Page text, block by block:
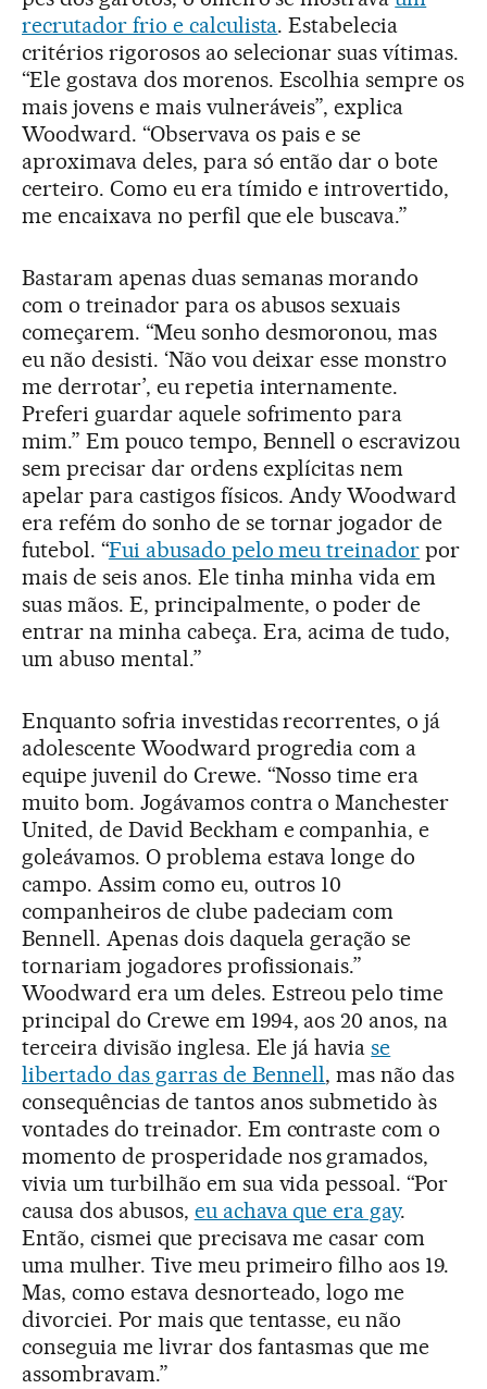
recrutador frio e calculista. Estabelecia
critérios rigorosos ao selecionar suas vítimas.
“Ele gostava dos morenos. Escolhia sempre os
mais jovens e mais vulneráveis”, explica
Woodward. “Observava os pais e se
aproximava deles, para só então dar o bote
certeiro. Como eu era tímido e introvertido,
me encaixava no perfil que ele buscava.”
Bastaram apenas duas semanas morando
com o treinador para os abusos sexuais
começarem. “Meu sonho desmoronou, mas
eu não desisti. ‘Não vou deixar esse monstro
me derrotar’, eu repetia internamente.
Preferi guardar aquele sofrimento para
mim.” Em pouco tempo, Bennell o escravizou
sem precisar dar ordens explícitas nem
apelar para castigos físicos. Andy Woodward
era refém do sonho de se tornar jogador de
futebol. “Fui abusado pelo meu treinador por
mais de seis anos. Ele tinha minha vida em
suas mãos. E, principalmente, o poder de
entrar na minha cabeça. Era, acima de tudo,
um abuso mental.”
Enquanto sofria investidas recorrentes, o já
adolescente Woodward progredia com a
equipe juvenil do Crewe. “Nosso time era
muito bom. Jogávamos contra o Manchester
United, de David Beckham e companhia, e
goleávamos. O problema estava longe do
campo. Assim como eu, outros 10
companheiros de clube padeciam com
Bennell. Apenas dois daquela geração se
tornariam jogadores profissionais.”
Woodward era um deles. Estreou pelo time
principal do Crewe em 1994, aos 20 anos, na
terceira divisão inglesa. Ele já haviase
libertado das garras de Bennell, mas não das
consequências de tantos anos submetido às
vontades do treinador. Em contraste com o
momento de prosperidade nos gramados,
vivia um turbilhão em sua vida pessoal. “Por
causa dos abusos, eu achava que era gay.
Então, cismei que precisava me casar com
uma mulher. Tive meu primeiro filho aos 19.
Mas, como estava desnorteado, logo me
divorciei. Por mais que tentasse, eu não
conseguia me livrar dos fantasmas que me
assombravam.”